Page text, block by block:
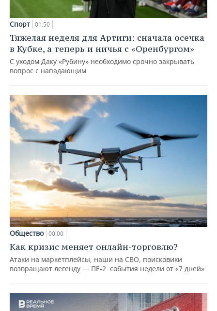
Спорт 01:50
Тяжелая неделя для Артиги: сначала осечка
в Кубке, а теперь и ничья с «Оренбургом»
С уходом Даку «Рубину» необходимо срочно закрывать
вопрос с нападающим
Общество 00:00
Как кризис меняет онлайн-торговлю?
Атаки на маркетплейсы, наши на СВО, поисковики
возвращают легенду — ПЕ-2: события недели от «7 дней»